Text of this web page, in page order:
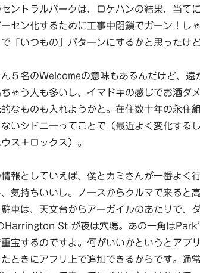
ントラルパークは、ロケハンの結果、当て
セン化するために工事中閉鎖でガーン！し
「いつもの」パターンにするかと思ったけ
５名のWelcomeの意味もあるんだけど、遠
ゃう人も多いし、イマドキの感じでお酒ダ
なものも入れようかと。在住数十年の永住
いシドニーってことで（最近よく変化する
ス＋ロックス）。
報としていえば、僕とカミさんが一番よく
気持ちいいし。ノースからクルマで来ると
車は、天文台からアーガイルのあたりで、
Harrington St が夜は穴場。あの一角は
宝するのですよ。何がいいかというとアプ
ときにアプリ上で追加できるからです。通